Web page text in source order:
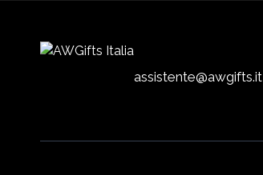
assistente@awgifts.it